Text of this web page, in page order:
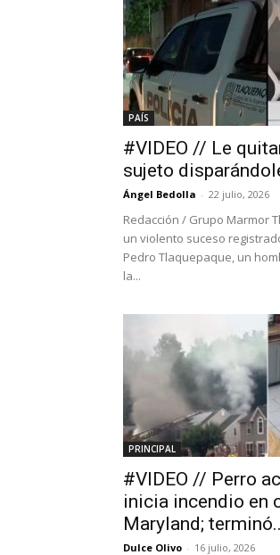
PAÍS
#VIDEO // Le
sujeto
Ángel Bedolla - 22 julio, 2026
Redacción / Grupo Marmor
un violento suceso
Pedro Tlaquepaque, un
la...
PRINCIPAL
#VIDEO // Perro
inicia incendio en
Maryland;
Dulce Olivo - 16 julio, 2026